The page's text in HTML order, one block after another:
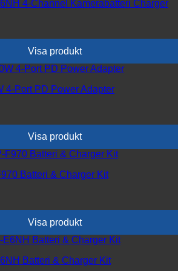
4-Channel Kamerabatteri Charger
Visa produkt
4-Port PD Power Adapter
Visa produkt
Batteri & Charger Kit
Visa produkt
Batteri & Charger Kit